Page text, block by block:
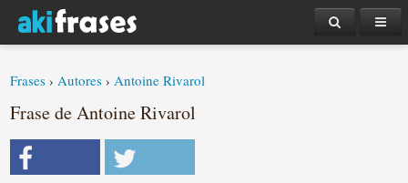
Frases ›Autores ›Antoine Rivarol
Frase de Antoine Rivarol